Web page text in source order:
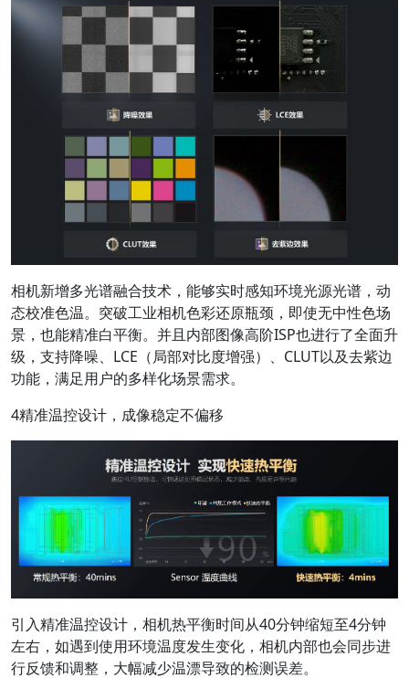
相机新增多光谱融合技术，能够实时感知环境光源光谱，动
态校准色温。突破工业相机色彩还原瓶颈，即使无中性色场
景，也能精准白平衡。并且内部图像高阶ISP也进行了全面升
级，支持降噪、LCE（局部对比度增强）、CLUT以及去紫边
功能，满足用户的多样化场景需求。
4精准温控设计，成像稳定不偏移
引入精准温控设计，相机热平衡时间从40分钟缩短至4分钟
左右，如遇到使用环境温度发生变化，相机内部也会同步进
行反馈和调整，大幅减少温漂导致的检测误差。